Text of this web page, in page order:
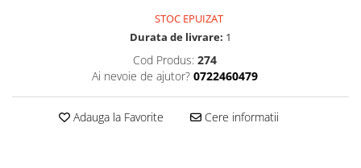
STOC EPUIZAT
Durata de livrare: 1
Cod Produs: 274
Ai nevoie de ajutor? 0722460479
Adauga la Favorite Cere informatii